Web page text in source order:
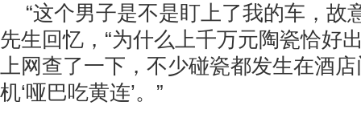
“这个男子是不是盯上了我的车，故
先生回忆，“为什么上千万元陶瓷恰好
上网查了一下，不少碰瓷都发生在酒
机‘哑巴吃黄连’。”